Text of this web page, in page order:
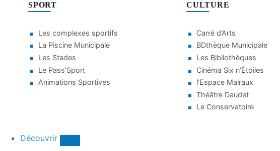
SPORT
Les complexes sportifs
La Piscine Municipale
Les Stades
Le Pass’Sport
Animations Sportives
CULTURE
Carré d’Arts
BDthèque Municipale
Les Bibliothèques
Cinéma Six n’Étoiles
l’Espace Malraux
Théâtre Daudet
Le Conservatoire
Découvrir